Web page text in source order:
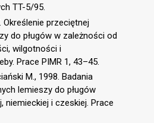
TT-5/95.
Określenie przeciętnej
do pługów w zależności od
wilgotności i
Prace PIMR 1, 43–45.
M., 1998. Badania
lemieszy do pługów
niemieckiej i czeskiej. Prace